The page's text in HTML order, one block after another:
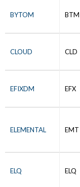
BYTOM BTM
CLOUD CLD
EFIXDM EFX
ELEMENTAL EMT
ELQ ELQ